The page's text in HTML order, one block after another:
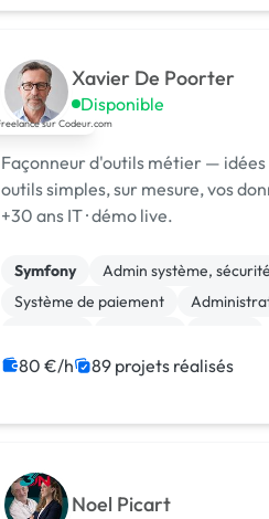
Xavier De Poorter
Disponible
Façonneur d'outils métier —
outils simples, sur mesure, vos
+30 ans IT · démo live.
Symfony
Admin système, sécurité
Système de paiement
Site E-commerce
Integration HTML
80 €/h 89 projets réalisés
Noel Picart